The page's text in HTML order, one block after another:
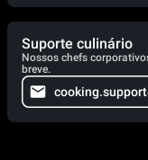
Suporte culinário
Nossos chefs
breve.